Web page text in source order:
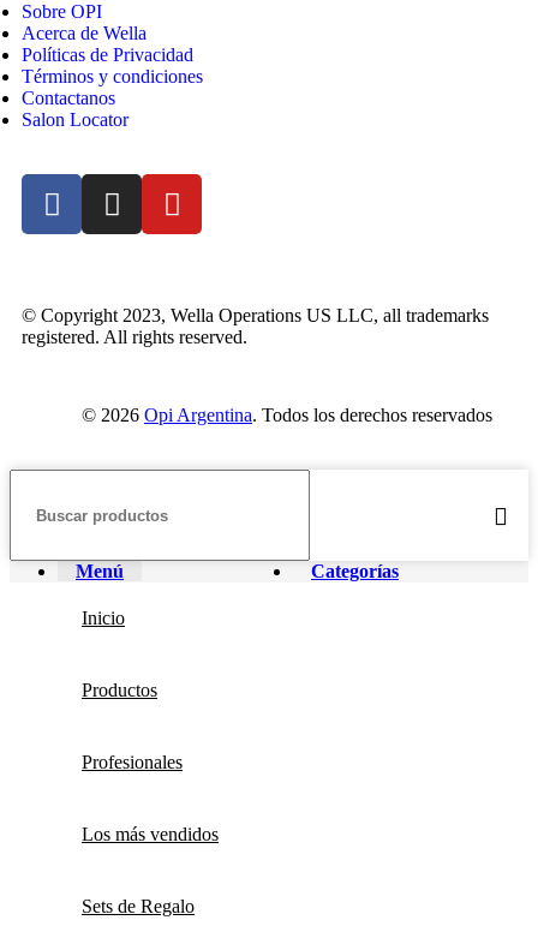
Sobre OPI
Acerca de Wella
Políticas de Privacidad
Términos y condiciones
Contactanos
Salon Locator
© Copyright 2023, Wella Operations US LLC, all trademarks
registered. All rights reserved.
© 2026 Opi Argentina. Todos los derechos reservados
Menú Categorías
Inicio
Productos
Profesionales
Los más vendidos
Sets de Regalo